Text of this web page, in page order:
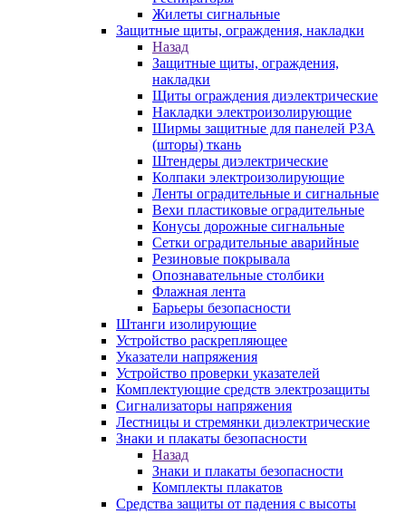
Жилеты сигнальные
Защитные щиты, ограждения, накладки
Назад
Защитные щиты, ограждения,
накладки
Щиты ограждения диэлектрические
Накладки электроизолирующие
Ширмы защитные для панелей РЗА
(шторы) ткань
Штендеры диэлектрические
Колпаки электроизолирующие
Ленты оградительные и сигнальные
Вехи пластиковые оградительные
Конусы дорожные сигнальные
Сетки оградительные аварийные
Резиновые покрывала
Опознавательные столбики
Флажная лента
Барьеры безопасности
Штанги изолирующие
Устройство раскрепляющее
Указатели напряжения
Устройство проверки указателей
Комплектующие средств электрозащиты
Сигнализаторы напряжения
Лестницы и стремянки диэлектрические
Знаки и плакаты безопасности
Назад
Знаки и плакаты безопасности
Комплекты плакатов
Средства защиты от падения с высоты